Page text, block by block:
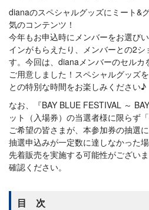
dianaのスペシャルグッズにミート&
気のコンテンツ！
今年もお申込時にメンバーをお選び
インがもらえたり、メンバーとの2
す。今回は、dianaメンバーのセルカ
ご用意しました！スペシャルグッズ
との特別な時間をお楽しみください♪
なお、『BAY BLUE FESTIVAL ～
ット（入場券）の当選者様に限らず
ご希望の皆さまが、本参加券の抽選
抽選申込みが一定数に達しなかった
先着販売を実施する可能性がござい
確認ください。
目 次